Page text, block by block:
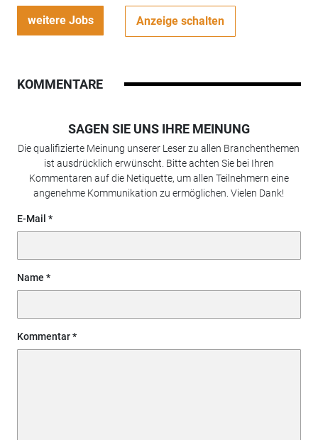
weitere Jobs Anzeige schalten
KOMMENTARE
SAGEN SIE UNS IHRE MEINUNG
Die qualifizierte Meinung unserer Leser zu allen Branchenthemen
ist ausdrücklich erwünscht. Bitte achten Sie bei Ihren
Kommentaren auf die Netiquette, um allen Teilnehmern eine
angenehme Kommunikation zu ermöglichen. Vielen Dank!
E-Mail
Name
Kommentar